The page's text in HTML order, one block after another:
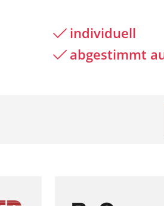
individuell
abgestimmt